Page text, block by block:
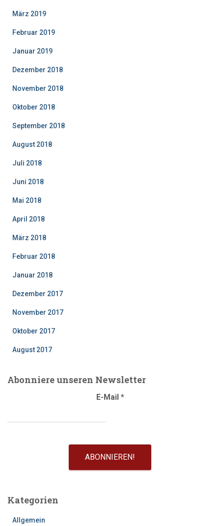
März 2019
Februar 2019
Januar 2019
Dezember 2018
November 2018
Oktober 2018
September 2018
August 2018
Juli 2018
Juni 2018
Mai 2018
April 2018
März 2018
Februar 2018
Januar 2018
Dezember 2017
November 2017
Oktober 2017
August 2017
Abonniere unseren Newsletter
E-Mail *
Kategorien
Allgemein